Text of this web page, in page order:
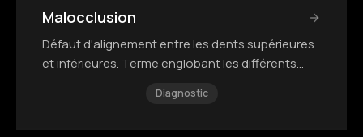
Malocclusion
Défaut d'alignement entre les dents supérieures
et inférieures. Terme englobant les différents
Diagnostic